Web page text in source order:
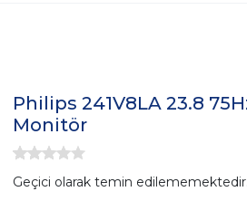
Philips 241V8LA 23.8
Monitör
Geçici olarak temin